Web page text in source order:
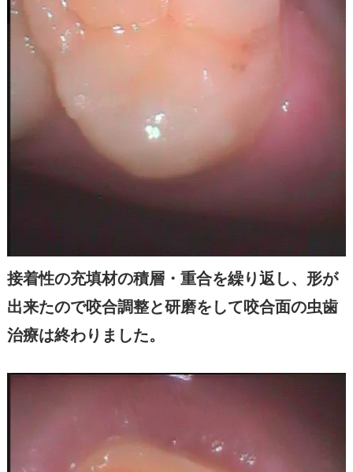
接着性の充填材の積層・重合を繰り返し、形が
出来たので咬合調整と研磨をして咬合面の虫歯
治療は終わりました。